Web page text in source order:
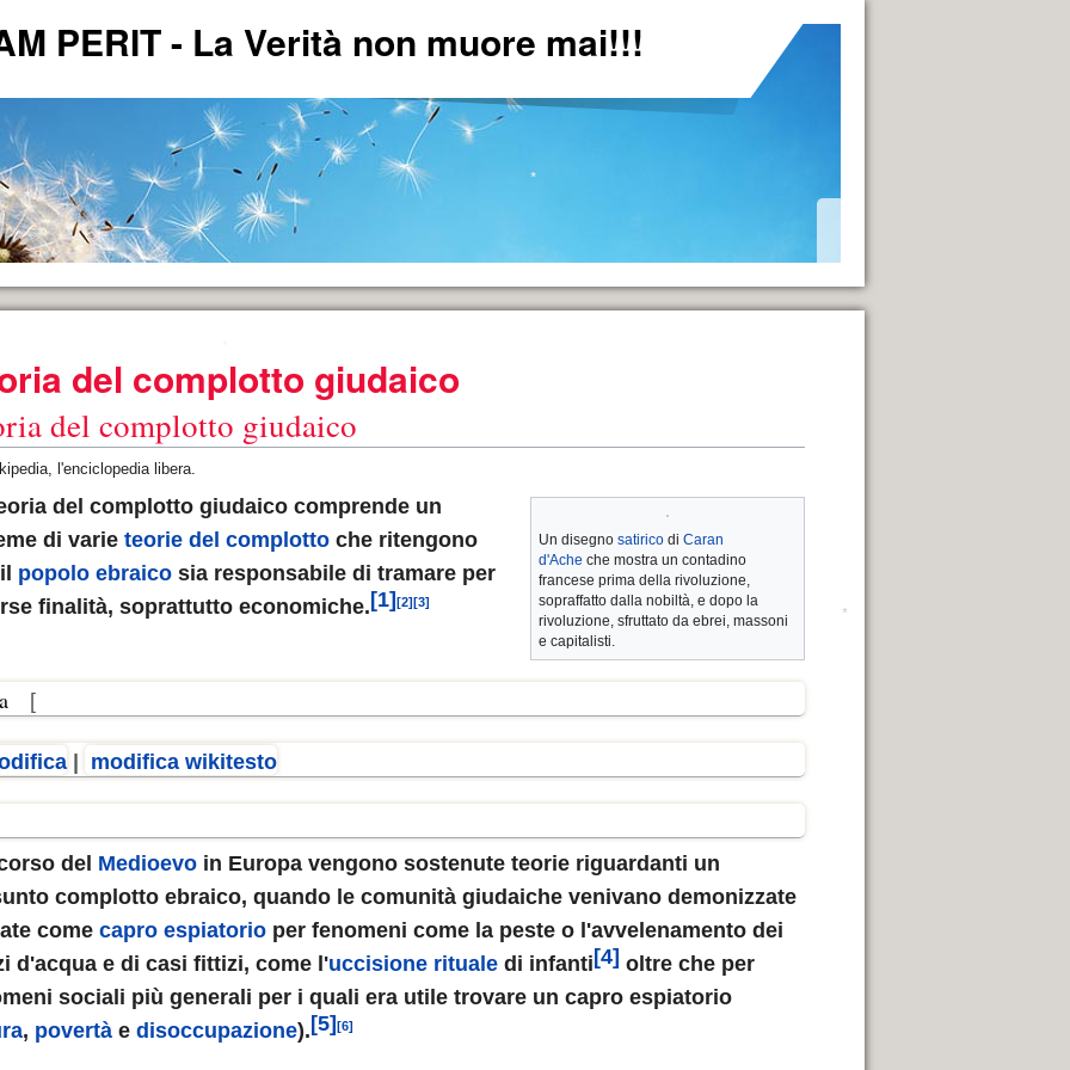
PERIT - La Verità non muore mai!!!
NELLO GNOSTICISMO
sumeri
italiano
del complotto giudaico
del complotto giudaico
l'enciclopedia libera.
Un disegno satirico di Caran
d'Ache che mostra un contadino
francese prima della rivoluzione,
sopraffatto dalla nobiltà, e dopo la
rivoluzione, sfruttato da ebrei, massoni
e capitalisti.
del complotto giudaico comprende un
di varie teorie del complotto che ritengono
popolo ebraico sia responsabile di tramare per
finalità, soprattutto economiche.[1][2][3]
[
modifica wikitesto
del Medioevo in Europa vengono sostenute teorie riguardanti un
complotto ebraico, quando le comunità giudaiche venivano demonizzate
come capro espiatorio per fenomeni come la peste o l'avvelenamento dei
d'acqua e di casi fittizi, come l'uccisione rituale di infanti[4] oltre che per
sociali più generali per i quali era utile trovare un capro espiatorio
, povertà e disoccupazione).[5][6]
*
*
*